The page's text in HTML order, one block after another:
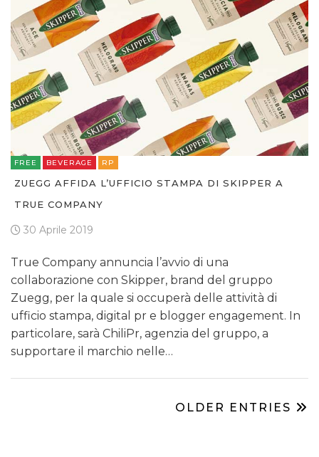
FREE BEVERAGE RP
ZUEGG AFFIDA L’UFFICIO STAMPA DI SKIPPER A
TRUE COMPANY
30 Aprile 2019
True Company annuncia l’avvio di una
collaborazione con Skipper, brand del gruppo
Zuegg, per la quale si occuperà delle attività di
ufficio stampa, digital pr e blogger engagement. In
particolare, sarà ChiliPr, agenzia del gruppo, a
supportare il marchio nelle…
OLDER ENTRIES